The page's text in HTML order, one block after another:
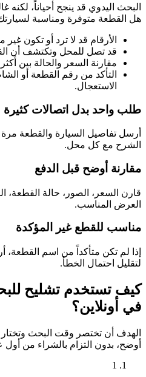
البحث اليدوي قد ينجح أحياناً، لكنه
هل القطعة متوفرة ومناسبة
الأرقام قد لا ترد أو تكون غير
قد تصل للمحل وتكتشف أن
مقارنة السعر والحالة بين
التأكد من رقم القطعة أو
الاستعجال.
طلب واحد بدل اتصالات كثيرة
أرسل تفاصيل السيارة والقطعة
الشرح مع كل محل.
مقارنة أوضح قبل الدفع
قارن السعر، الصور، حالة القطعة،
العرض المناسب.
مناسب للقطع غير المؤكدة
إذا لم تكن متأكداً من اسم
لتقليل احتمال الخطأ.
كيف تستخدم تشليح
في أونلاين؟
الهدف أن تختصر وقت البحث
أوضح، بدون التزام بالشراء من
1